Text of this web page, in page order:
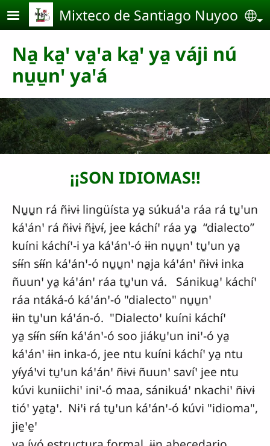
Pasar al contenido principal
Mixteco de Santiago Nuyoo
Na̱ ka̱ꞌ va̱ꞌa ka̱ꞌ ya̱ váji nú
nu̱u̱nꞌ yaꞌá
¡¡SON IDIOMAS!!
Nu̱u̱n rá ñɨvɨ lingüísta ya̱ súkuáꞌa ráa rá tu̱ꞌun
káꞌánꞌ rá ñɨvɨ ñɨ̱vɨ́, jee káchíꞌ ráa ya̱ “dialecto”
kuíni káchíꞌ-i ya káꞌánꞌ-ó ɨɨn nu̱u̱nꞌ tu̱ꞌun ya̱
sɨ́ɨ́n sɨ́ɨ́n káꞌánꞌ-ó nu̱u̱nꞌ na̱ja káꞌánꞌ ñɨvɨ inka
ñuunꞌ ya̱ káꞌánꞌ ráa tu̱ꞌun vá. Sánikua̱ꞌ káchíꞌ
ráa ntáká-ó káꞌánꞌ-ó "dialecto" nu̱u̱nꞌ
ɨɨn tu̱ꞌun káꞌán-ó. "Dialectoꞌ kuíni káchíꞌ
ya̱ sɨ́ɨ́n sɨ́ɨ́n káꞌánꞌ-ó soo jiáku̱ꞌun iniꞌ-ó ya̱
káꞌánꞌ ɨɨn inka-ó, jee ntu kuíni káchíꞌ ya̱ ntu
yɨ́yáꞌvi tu̱ꞌun káꞌánꞌ ñɨvɨ ñuunꞌ savíꞌ jee ntu
kúvi kuniichiꞌ iniꞌ-ó maa, sánikuáꞌ nkachiꞌ ñɨvɨ
tióꞌ ya̱ta̱ꞌ. Nɨꞌɨ rá tu̱ꞌun káꞌánꞌ-ó kúvi "idioma",
jie̱ꞌe̱ꞌ